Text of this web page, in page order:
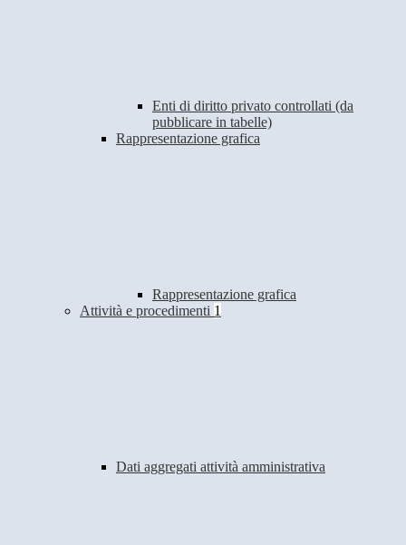
Enti di diritto privato controllati (da
pubblicare in tabelle)
Rappresentazione grafica
Rappresentazione grafica
Attività e procedimenti 1
Dati aggregati attività amministrativa